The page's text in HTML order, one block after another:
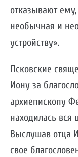
отказывают ему,
необычная и
устройству».
Псковские
Иону за
архиепископу
находилась вся
Выслушав отца
свое